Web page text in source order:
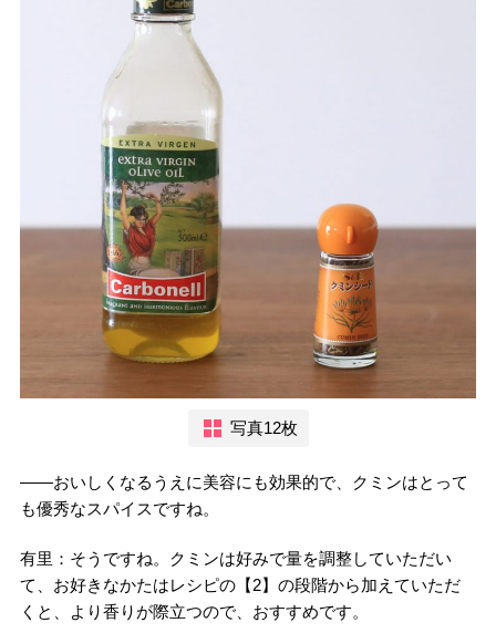
写真12枚
――おいしくなるうえに美容にも効果的で、クミンはとって
も優秀なスパイスですね。
有里：そうですね。クミンは好みで量を調整していただい
て、お好きなかたはレシピの【2】の段階から加えていただ
くと、より香りが際立つので、おすすめです。